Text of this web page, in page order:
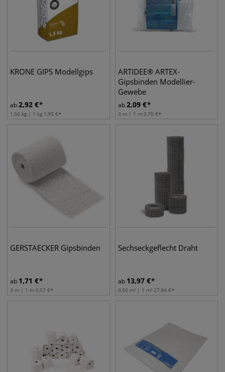
KRONE GIPS Modellgips
ab2,92 €
1,50 kg | 1 kg 1,95 €
ARTIDEE® ARTEX-
Gipsbinden Modellier-
Gewebe
ab2,09 €
3 m | 1 m 0,70 €
GERSTAECKER Gipsbinden
ab 1,71 €
3 m | 1 m 0,57 €
Sechseckgeflecht Draht
ab 13,97 €
0,50 m² | 1 m² 27,94 €